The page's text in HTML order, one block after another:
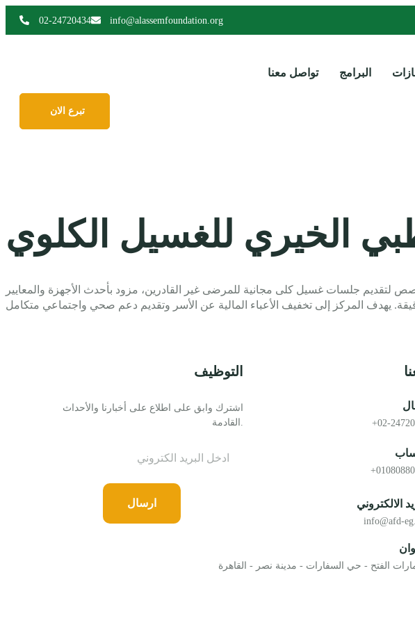
02-24720434 info@alassemfoundation.org
البرامج تواصل معنا
تبرع الان
الخيري للغسيل الكلوي
لتقديم جلسات غسيل كلى مجانية للمرضى غير القادرين، مزود بأحدث الأجهزة والمعايير
التوظيف
اشترك وابق على اطلاع على أخبارنا والأحداث
القادمة.
ارسال
02-
الالكتروني
info@afd-